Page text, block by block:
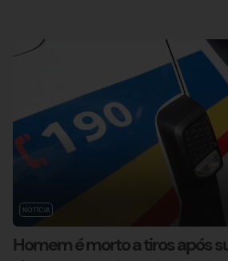
NOTÍCIA
Homem é morto a tiros após